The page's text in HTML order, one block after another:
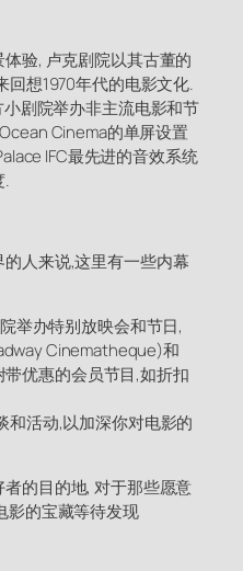
验, 卢克剧院以其古董的
想1970年代的电影文化.
剧院举办非主流电影和节
Cinema的单屏设置
IFC最先进的音效系统
.
人来说,这里有一些内幕
举办特别放映会和节日,
Cinematheque)和
带优惠的会员节目,如折扣
和活动,以加深你对电影的
的目的地, 对于那些愿意
影的宝藏等待发现